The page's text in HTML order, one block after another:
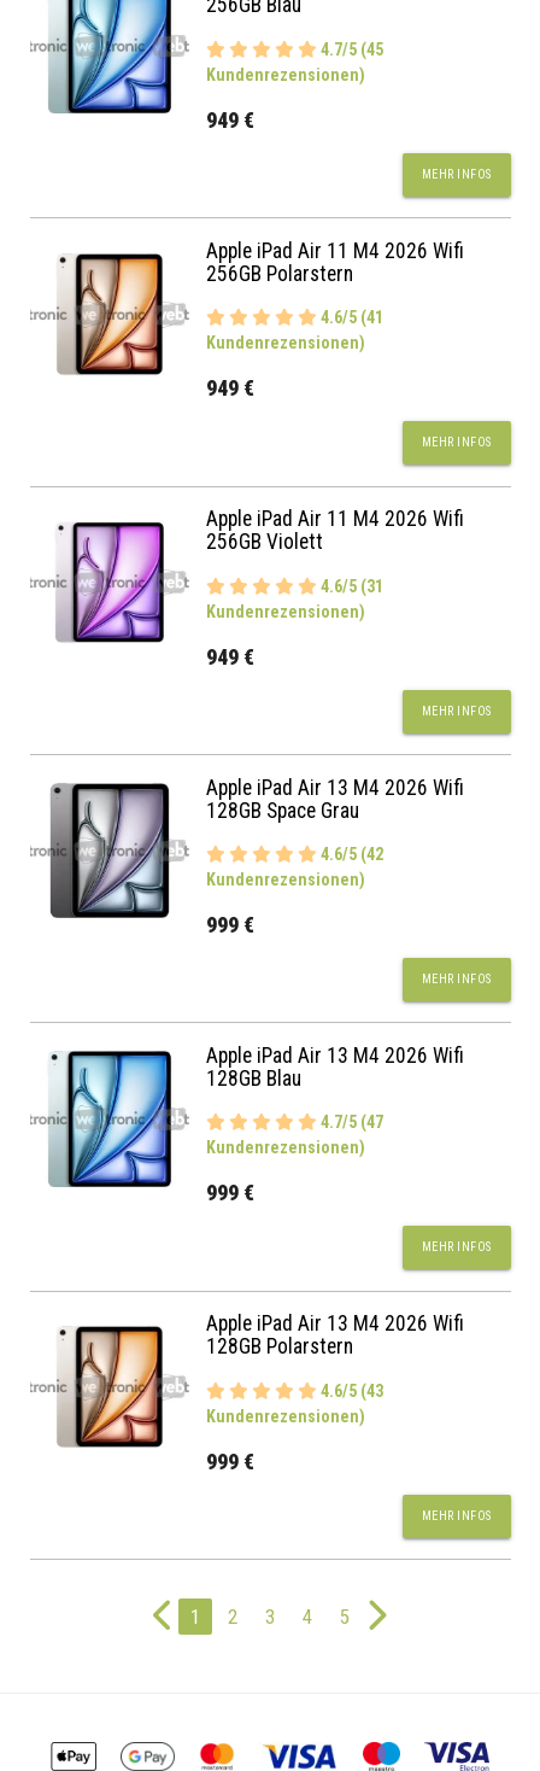
256GB Blau
4.7/5 (45
Kundenrezensionen)
949 €
MEHR INFOS
Apple iPad Air 11 M4 2026 Wifi
256GB Polarstern
4.6/5 (41
Kundenrezensionen)
949 €
MEHR INFOS
Apple iPad Air 11 M4 2026 Wifi
256GB Violett
4.6/5 (31
Kundenrezensionen)
949 €
MEHR INFOS
Apple iPad Air 13 M4 2026 Wifi
128GB Space Grau
4.6/5 (42
Kundenrezensionen)
999 €
MEHR INFOS
Apple iPad Air 13 M4 2026 Wifi
128GB Blau
4.7/5 (47
Kundenrezensionen)
999 €
MEHR INFOS
Apple iPad Air 13 M4 2026 Wifi
128GB Polarstern
4.6/5 (43
Kundenrezensionen)
999 €
MEHR INFOS
1 2 3 4 5